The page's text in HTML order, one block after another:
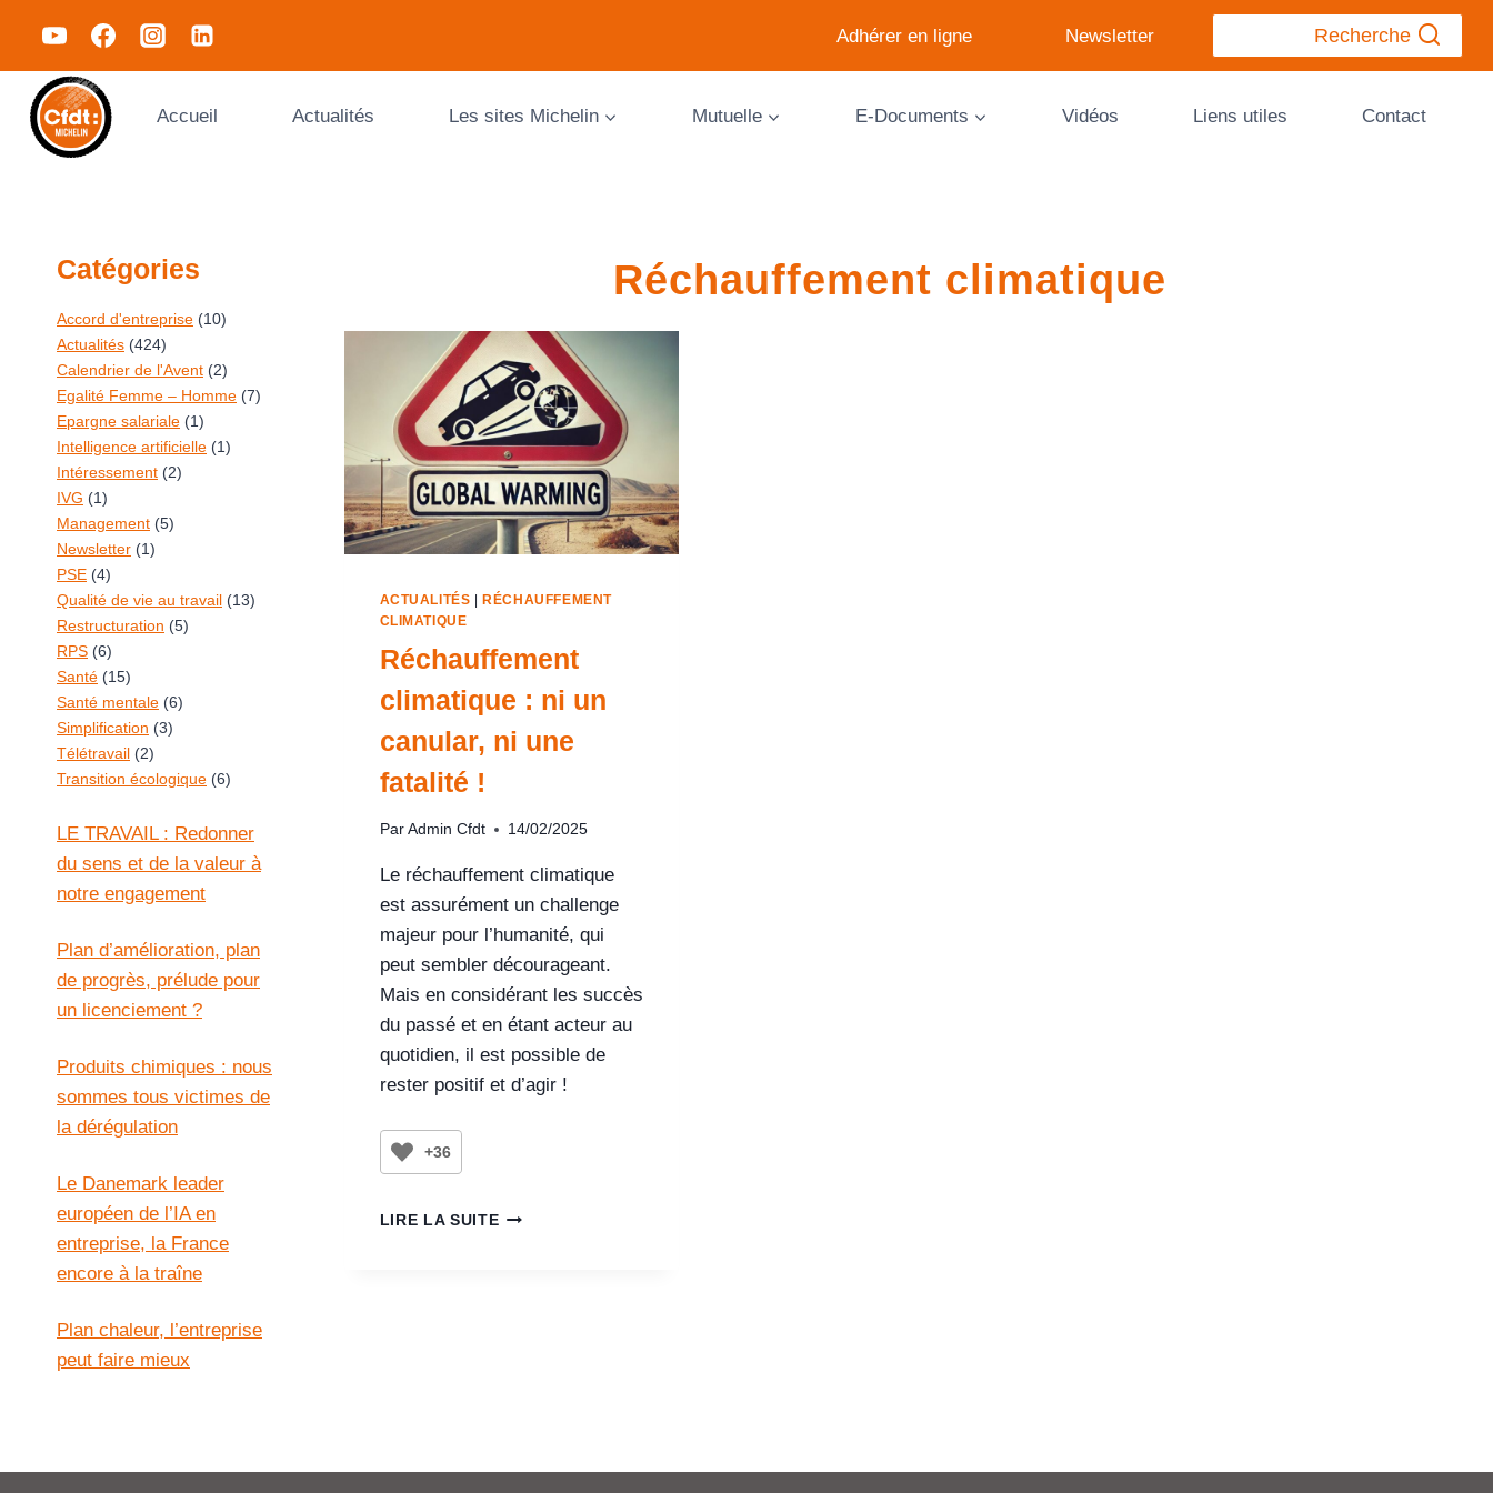
Adhérer en ligne Newsletter Recherche
Accueil Actualités Les sites Michelin Mutuelle E-Documents Vidéos Liens utiles Contact
Réchauffement climatique
ACTUALITÉS |RÉCHAUFFEMENT
CLIMATIQUE
Réchauffement
climatique : ni un
canular, ni une
fatalité !
Par Admin Cfdt 14/02/2025
Le réchauffement climatique
est assurément un challenge
majeur pour l’humanité, qui
peut sembler décourageant.
Mais en considérant les succès
du passé et en étant acteur au
quotidien, il est possible de
rester positif et d’agir !
+36
LIRE LA SUITE
Catégories
Accord d'entreprise (10)
Actualités (424)
Calendrier de l'Avent (2)
Egalité Femme – Homme (7)
Epargne salariale (1)
Intelligence artificielle (1)
Intéressement (2)
IVG (1)
Management (5)
Newsletter (1)
PSE (4)
Qualité de vie au travail (13)
Restructuration (5)
RPS (6)
Santé (15)
Santé mentale (6)
Simplification (3)
Télétravail (2)
Transition écologique (6)
LE TRAVAIL : Redonner
du sens et de la valeur à
notre engagement
Plan d’amélioration, plan
de progrès, prélude pour
un licenciement ?
Produits chimiques : nous
sommes tous victimes de
la dérégulation
Le Danemark leader
européen de l’IA en
entreprise, la France
encore à la traîne
Plan chaleur, l’entreprise
peut faire mieux